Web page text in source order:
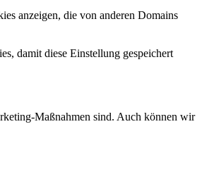
anzeigen, die von anderen Domains
damit diese Einstellung gespeichert
Maßnahmen sind. Auch können wir